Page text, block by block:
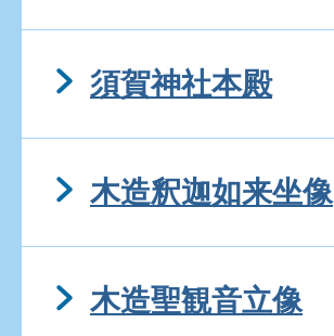
須賀神社本殿
木造釈迦如来坐像
木造聖観音立像